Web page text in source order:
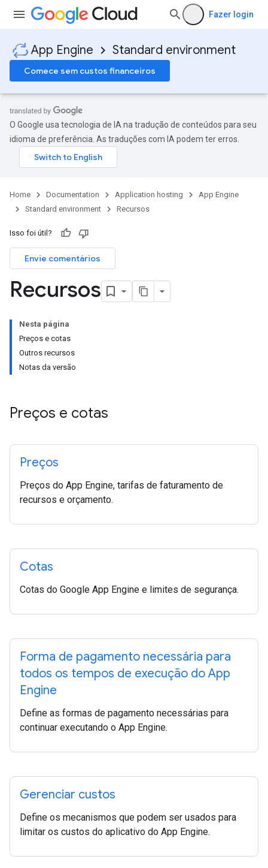
Fazer login
App Engine Standard environment
Comece sem custos financeiros
O Google usa tecnologia de IA na tradução de conteúdos para seu
idioma de preferência. As traduções com IA podem ter erros.
Home Documentation Application hosting
App Engine
Standard environment
Recursos
Isso foi útil?
Envie comentários
Recursos
Nesta página
Preços e cotas
Outros recursos
Notas da versão
Preços e cotas
Preços
Preços do App Engine, tarifas de faturamento de
recursos e orçamento.
Cotas
Cotas do Google App Engine e limites de segurança.
Forma de pagamento necessária para
todos os tempos de execução do App
Engine
Define as formas de pagamento necessárias para
continuar executando o App Engine.
Gerenciar custos
Define os mecanismos que podem ser usados para
limitar os custos do aplicativo do App Engine.